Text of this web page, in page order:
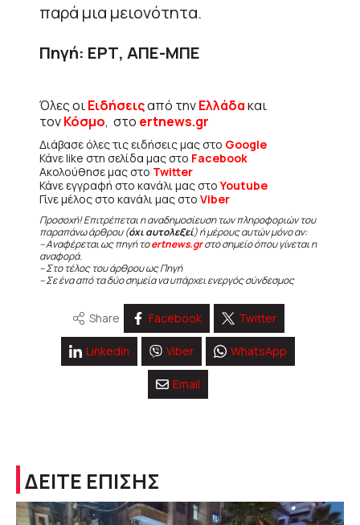
παρά μια μειονότητα.
Πηγή: ΕΡΤ, ΑΠΕ-ΜΠΕ
Όλες οιΕιδήσειςαπό τηνΕλλάδακαι
τονΚόσμο, στο ertnews.gr
Διάβασε όλες τις ειδήσεις μας στο Google
Κάνε like στη σελίδα μας στο Facebook
Ακολούθησε μας στο Twitter
Κάνε εγγραφή στο κανάλι μας στοYoutube
Γίνε μέλος στο κανάλι μας στο Viber
Προσοχή! Επιτρέπεται η αναδημοσίευση των πληροφοριών του
παραπάνω άρθρου (όχι αυτολεξεί) ή μέρους αυτών μόνο αν:
– Αναφέρεται ως πηγή τοertnews.grστο σημείο όπου γίνεται η
αναφορά.
– Στο τέλος του άρθρου ως Πηγή
– Σε ένα από τα δύο σημεία να υπάρχει ενεργός σύνδεσμος
Share Facebook Twitter
Linkedin Viber WhatsApp
Email
ΔΕΙΤΕ ΕΠΙΣΗΣ